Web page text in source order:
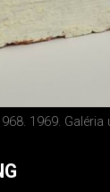
1969.